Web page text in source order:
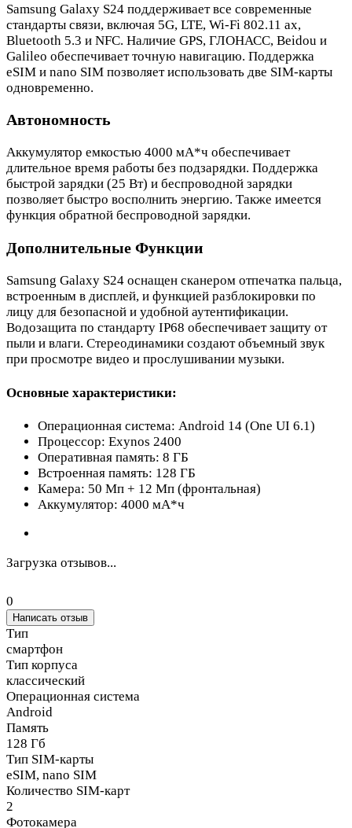
Samsung Galaxy S24 поддерживает все современные
стандарты связи, включая 5G, LTE, Wi-Fi 802.11 ax,
Bluetooth 5.3 и NFC. Наличие GPS, ГЛОНАСС, Beidou и
Galileo обеспечивает точную навигацию. Поддержка
eSIM и nano SIM позволяет использовать две SIM-карты
одновременно.
Автономность
Аккумулятор емкостью 4000 мА*ч обеспечивает
длительное время работы без подзарядки. Поддержка
быстрой зарядки (25 Вт) и беспроводной зарядки
позволяет быстро восполнить энергию. Также имеется
функция обратной беспроводной зарядки.
Дополнительные Функции
Samsung Galaxy S24 оснащен сканером отпечатка пальца,
встроенным в дисплей, и функцией разблокировки по
лицу для безопасной и удобной аутентификации.
Водозащита по стандарту IP68 обеспечивает защиту от
пыли и влаги. Стереодинамики создают объемный звук
при просмотре видео и прослушивании музыки.
Основные характеристики:
Операционная система: Android 14 (One UI 6.1)
Процессор: Exynos 2400
Оперативная память: 8 ГБ
Встроенная память: 128 ГБ
Камера: 50 Мп + 12 Мп (фронтальная)
Аккумулятор: 4000 мА*ч
Загрузка отзывов...
0
Написать отзыв
Тип
смартфон
Тип корпуса
классический
Операционная система
Android
Память
128 Гб
Тип SIM-карты
eSIM, nano SIM
Количество SIM-карт
2
Фотокамера